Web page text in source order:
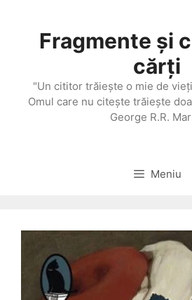
conținutFragmente și
cărți
"Un cititor trăieşte o mie de
Omul care nu citeşte trăieşte
George R.R.
Meniu